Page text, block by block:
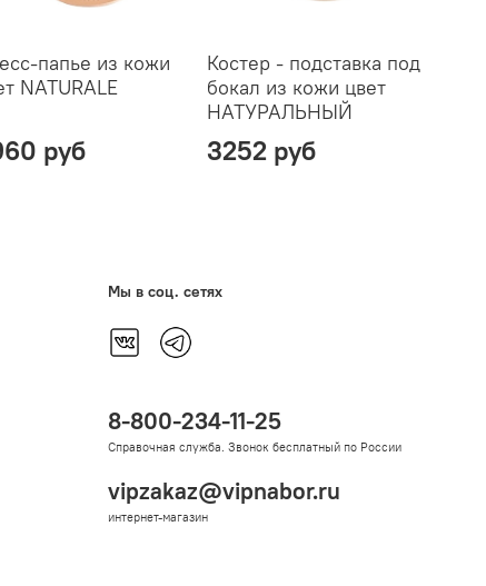
папье из кожи
NATURALE
руб
Костер - подставка под
бокал из кожи цвет
НАТУРАЛЬНЫЙ
3252 руб
Мы в соц. сетях
8-800-234-11-25
Справочная служба. Звонок бесплатный по России
vipzakaz@vipnabor.ru
интернет-магазин